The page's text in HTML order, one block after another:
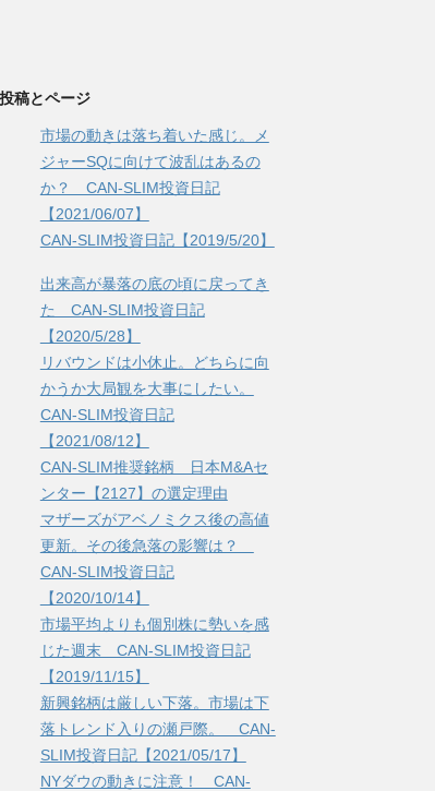
稿とページ
市場の動きは落ち着いた感じ。メ
ジャーSQに向けて波乱はあるの
か？ CAN-SLIM投資日記
【2021/06/07】
CAN-SLIM投資日記【2019/5/20】
出来高が暴落の底の頃に戻ってき
た CAN-SLIM投資日記
【2020/5/28】
リバウンドは小休止。どちらに向
かうか大局観を大事にしたい。
CAN-SLIM投資日記
【2021/08/12】
CAN-SLIM推奨銘柄 日本M&Aセ
ンター【2127】の選定理由
マザーズがアベノミクス後の高値
更新。その後急落の影響は？
CAN-SLIM投資日記
【2020/10/14】
市場平均よりも個別株に勢いを感
じた週末 CAN-SLIM投資日記
【2019/11/15】
新興銘柄は厳しい下落。市場は下
落トレンド入りの瀬戸際。 CAN-
SLIM投資日記【2021/05/17】
NYダウの動きに注意！ CAN-